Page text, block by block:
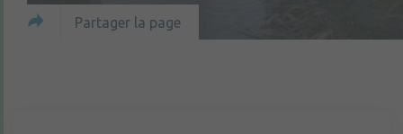
Partager la page